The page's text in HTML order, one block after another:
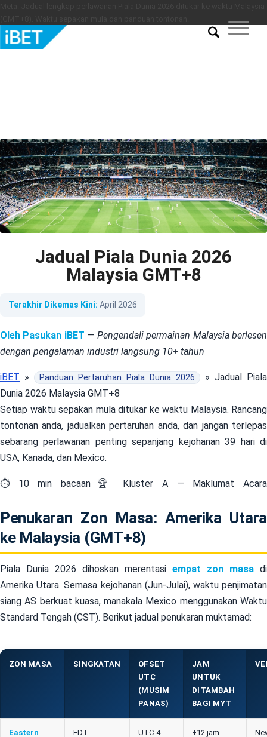
Jadual Piala Dunia 2026
Malaysia GMT+8
Terakhir Dikemas Kini: April 2026
Oleh Pasukan iBET — Pengendali permainan Malaysia berlesen
dengan pengalaman industri langsung 10+ tahun
iBET » Panduan Pertaruhan Piala Dunia 2026
» Jadual Piala
Dunia 2026 Malaysia GMT+8
Setiap waktu sepakan mula ditukar ke waktu Malaysia. Rancang
tontonan anda, jadualkan pertaruhan anda, dan jangan terlepas
sebarang perlawanan penting sepanjang kejohanan 39 hari di
USA, Kanada, dan Mexico.
⏱ 10 min bacaan🏆 Kluster A — Maklumat Acara
Penukaran Zon Masa: Amerika Utara
ke Malaysia (GMT+8)
Piala Dunia 2026 dihoskan merentasi empat zon masa di
Amerika Utara. Semasa kejohanan (Jun-Julai), waktu penjimatan
siang AS berkuat kuasa, manakala Mexico menggunakan Waktu
Standard Tengah (CST). Berikut jadual penukaran muktamad:
ZON MASA SINGKATAN
OFSET
UTC
(MUSIM
PANAS)
JAM
UNTUK
DITAMBAH
BAGI MYT
Eastern
EDT UTC-4 +12 jam